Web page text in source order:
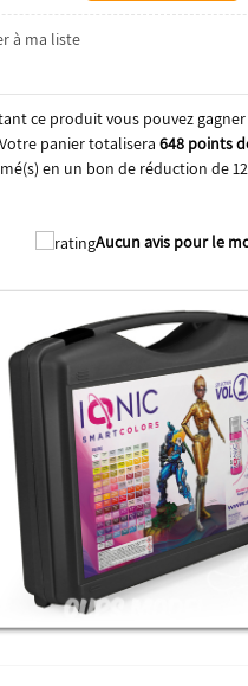
à ma liste
ce produit vous pouvez
panier totalisera 648points
en un bon de réduction de
Aucun avis pour le
2026